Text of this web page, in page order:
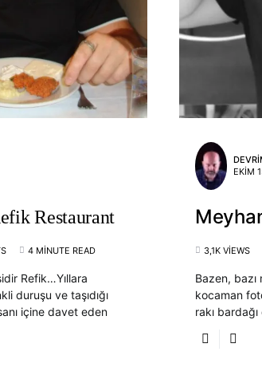
Restaurant
4 MINUTE READ
Refik…Yıllara
duruşu ve taşıdığı
içine davet eden
EKIM
3,1K VIEWS
Bazen,
kocaman
rakı